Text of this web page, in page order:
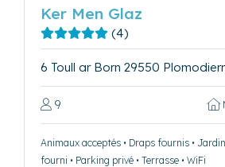
Ker Men Glaz
(4)
6 Toull ar Born 29550
9
Animaux acceptés • Draps fournis •
fourni • Parking privé • Terrasse • WiFi